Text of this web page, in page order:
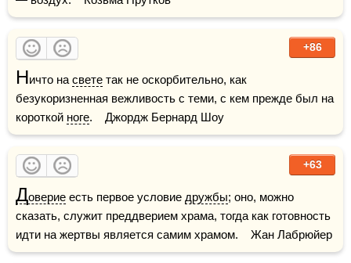
+86
Ничто на свете так не оскорбительно, как
безукоризненная вежливость с теми, с кем прежде был на
короткой ноге.    Джордж Бернард Шоу
+63
Доверие есть первое условие дружбы; оно, можно
сказать, служит преддверием храма, тогда как готовность
идти на жертвы является самим храмом.    Жан Лабрюйер